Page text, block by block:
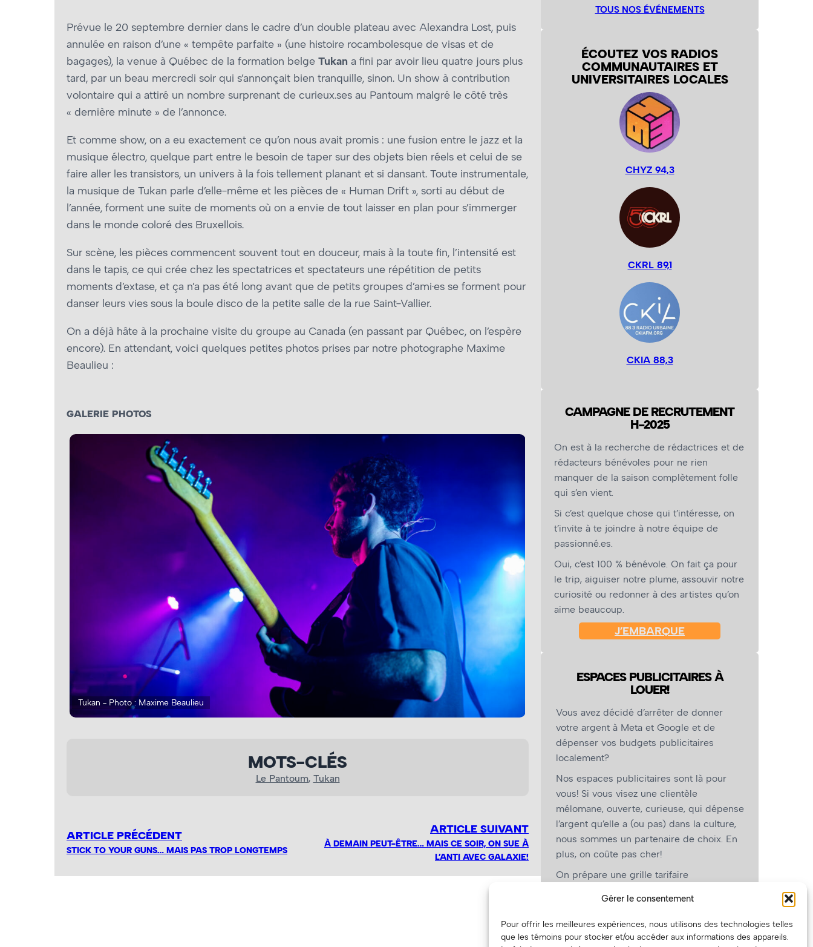
Gérer le consentement
Pour offrir les meilleures expériences, nous utilisons des technologies telles
que les témoins pour stocker et/ou accéder aux informations des appareils.
Prévue le 20 septembre dernier dans le cadre d’un double plateau avec Alexandra Lost, puis
annulée en raison d’une « tempête parfaite » (une histoire rocambolesque de visas et de
bagages), la venue à Québec de la formation belge Tukan a fini par avoir lieu quatre jours plus
tard, par un beau mercredi soir qui s’annonçait bien tranquille, sinon. Un show à contribution
volontaire qui a attiré un nombre surprenant de curieux.ses au Pantoum malgré le côté très
« dernière minute » de l’annonce.
Et comme show, on a eu exactement ce qu’on nous avait promis : une fusion entre le jazz et la
musique électro, quelque part entre le besoin de taper sur des objets bien réels et celui de se
faire aller les transistors, un univers à la fois tellement planant et si dansant. Toute instrumentale,
la musique de Tukan parle d’elle-même et les pièces de « Human Drift », sorti au début de
l’année, forment une suite de moments où on a envie de tout laisser en plan pour s’immerger
dans le monde coloré des Bruxellois.
Sur scène, les pièces commencent souvent tout en douceur, mais à la toute fin, l’intensité est
dans le tapis, ce qui crée chez les spectatrices et spectateurs une répétition de petits
moments d’extase, et ça n’a pas été long avant que de petits groupes d’ami·es se forment pour
danser leurs vies sous la boule disco de la petite salle de la rue Saint-Vallier.
On a déjà hâte à la prochaine visite du groupe au Canada (en passant par Québec, on l’espère
encore). En attendant, voici quelques petites photos prises par notre photographe Maxime
Beaulieu :
GALERIE PHOTOS
Tukan - Photo : Maxime Beaulieu
MOTS-CLÉS
Le Pantoum, Tukan
ARTICLE PRÉCÉDENT
STICK TO YOUR GUNS… MAIS PAS TROP LONGTEMPS
ARTICLE SUIVANT
À DEMAIN PEUT-ÊTRE… MAIS CE SOIR, ON SUE À
L’ANTI AVEC GALAXIE!
TOUS NOS ÉVÉNEMENTS
ÉCOUTEZ VOS RADIOS
COMMUNAUTAIRES ET
UNIVERSITAIRES LOCALES
CHYZ 94,3
CKRL 89,1
CKIA 88,3
CAMPAGNE DE RECRUTEMENT
H-2025
On est à la recherche de rédactrices et de
rédacteurs bénévoles pour ne rien
manquer de la saison complètement folle
qui s’en vient.
Si c’est quelque chose qui t’intéresse, on
t’invite à te joindre à notre équipe de
passionné.es.
Oui, c’est 100 % bénévole. On fait ça pour
le trip, aiguiser notre plume, assouvir notre
curiosité ou redonner à des artistes qu’on
aime beaucoup.
J’EMBARQUE
ESPACES PUBLICITAIRES À
LOUER!
Vous avez décidé d’arrêter de donner
votre argent à Meta et Google et de
dépenser vos budgets publicitaires
localement?
Nos espaces publicitaires sont là pour
vous! Si vous visez une clientèle
mélomane, ouverte, curieuse, qui dépense
l’argent qu’elle a (ou pas) dans la culture,
nous sommes un partenaire de choix. En
plus, on coûte pas cher!
On prépare une grille tarifaire
vous, les artistes!)